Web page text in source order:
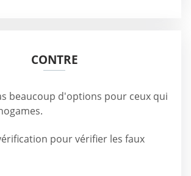
CONTRE
beaucoup d'options pour ceux qui
pour vérifier les faux